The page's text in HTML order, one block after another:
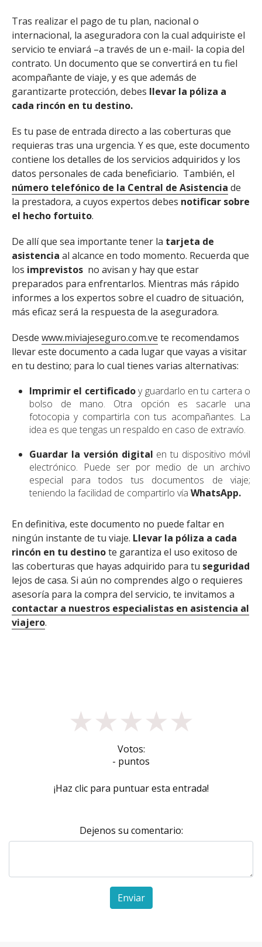
Tras realizar el pago de tu plan, nacional o
internacional, la aseguradora con la cual adquiriste el
servicio te enviará –a través de un e-mail- la copia del
contrato. Un documento que se convertirá en tu fiel
acompañante de viaje, y es que además de
garantizarte protección, debes llevar la póliza a
cada rincón en tu destino.
Es tu pase de entrada directo a las coberturas que
requieras tras una urgencia. Y es que, este documento
contiene los detalles de los servicios adquiridos y los
datos personales de cada beneficiario. También, el
número telefónico de la Central de Asistencia de
la prestadora, a cuyos expertos debes notificar sobre
el hecho fortuito.
De allí que sea importante tener la tarjeta de
asistencia al alcance en todo momento. Recuerda que
los imprevistos no avisan y hay que estar
preparados para enfrentarlos. Mientras más rápido
informes a los expertos sobre el cuadro de situación,
más eficaz será la respuesta de la aseguradora.
Desde www.miviajeseguro.com.ve te recomendamos
llevar este documento a cada lugar que vayas a visitar
en tu destino; para lo cual tienes varias alternativas:
Imprimir el certificadoy guardarlo en tu cartera o
bolso de mano. Otra opción es sacarle una
fotocopia y compartirla con tus acompañantes. La
idea es que tengas un respaldo en caso de extravío.
Guardar la versión digital en tu dispositivo móvil
electrónico. Puede ser por medio de un archivo
especial para todos tus documentos de viaje;
teniendo la facilidad de compartirlo vía WhatsApp.
En definitiva, este documento no puede faltar en
ningún instante de tu viaje. Llevar la póliza a cada
rincón en tu destinote garantiza el uso exitoso de
las coberturas que hayas adquirido para tu seguridad
lejos de casa. Si aún no comprendes algo o requieres
asesoría para la compra del servicio, te invitamos a
contactar a nuestros especialistas en asistencia al
viajero.
★★★★★
Votos:
- puntos
¡Haz clic para puntuar esta entrada!
Dejenos su comentario:
Enviar